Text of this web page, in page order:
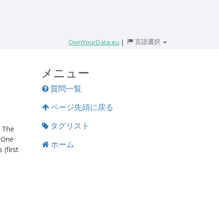
OwnYourData.eu | 言語選択
(first
メニュー
質問一覧
ページ先頭に戻る
タグリスト
ホーム